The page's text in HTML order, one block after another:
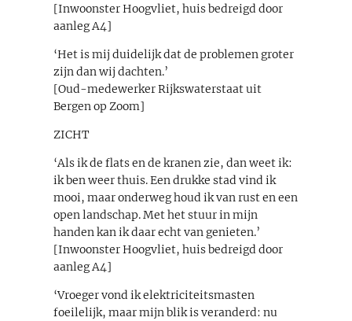
[Inwoonster Hoogvliet, huis bedreigd door
aanleg A4]
‘Het is mij duidelijk dat de problemen groter
zijn dan wij dachten.’
[Oud-medewerker Rijkswaterstaat uit
Bergen op Zoom]
ZICHT
‘Als ik de flats en de kranen zie, dan weet ik:
ik ben weer thuis. Een drukke stad vind ik
mooi, maar onderweg houd ik van rust en een
open landschap. Met het stuur in mijn
handen kan ik daar echt van genieten.’
[Inwoonster Hoogvliet, huis bedreigd door
aanleg A4]
‘Vroeger vond ik elektriciteitsmasten
foeilelijk, maar mijn blik is veranderd: nu